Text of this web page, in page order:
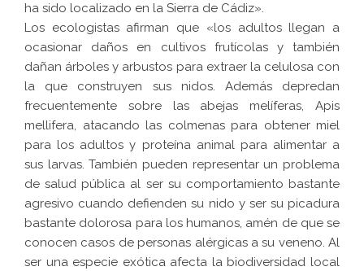
ha sido localizado en la Sierra de Cádiz».
Los ecologistas afirman que «los adultos llegan a
ocasionar daños en cultivos frutícolas y también
dañan árboles y arbustos para extraer la celulosa con
la que construyen sus nidos. Además depredan
frecuentemente sobre las abejas melíferas, Apis
mellifera, atacando las colmenas para obtener miel
para los adultos y proteína animal para alimentar a
sus larvas. También pueden representar un problema
de salud pública al ser su comportamiento bastante
agresivo cuando defienden su nido y ser su picadura
bastante dolorosa para los humanos, amén de que se
conocen casos de personas alérgicas a su veneno. Al
ser una especie exótica afecta la biodiversidad local